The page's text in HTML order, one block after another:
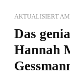
AKTUALISIERT AM
Das
Hannah